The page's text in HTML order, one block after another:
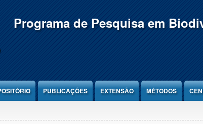
Programa de Pesquisa em
PUBLICAÇÕES EXTENSÃO MÉTODOS